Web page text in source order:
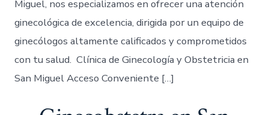
Miguel, nos especializamos en ofrecer una atención
ginecológica de excelencia, dirigida por un equipo de
ginecólogos altamente calificados y comprometidos
con tu salud. Clínica de Ginecología y Obstetricia en
San Miguel Acceso Conveniente […]